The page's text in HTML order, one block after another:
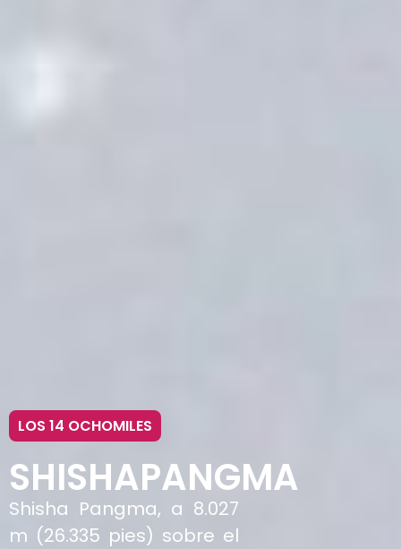
LOS 14 OCHOMILES
SHISHAPANGMA
Shisha Pangma, a 8.027
m (26.335 pies) sobre el